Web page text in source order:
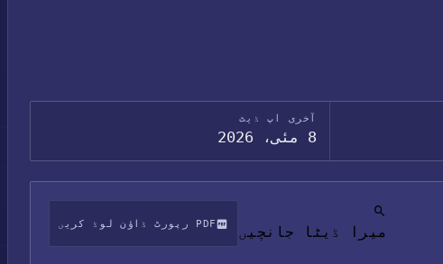
آخری اپ ڈیٹ
8 مئی، 2026
میرا ڈیٹا جانچیں PDF رپورٹ ڈاؤن لوڈ کریں